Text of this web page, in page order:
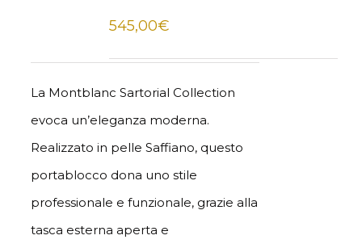
545,00€
La Montblanc Sartorial Collection
evoca un’eleganza moderna.
Realizzato in pelle Saffiano, questo
portablocco dona uno stile
professionale e funzionale, grazie alla
tasca esterna aperta e